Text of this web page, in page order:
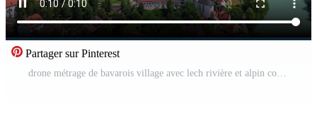
Partager sur Pinterest
drone métrage de bavarois village avec lech rivière et alpin collines Vidéo Pro